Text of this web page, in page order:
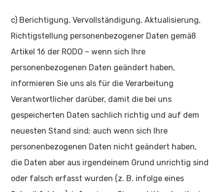
c) Berichtigung, Vervollständigung, Aktualisierung,
Richtigstellung personenbezogener Daten gemäß
Artikel 16 der RODO – wenn sich Ihre
personenbezogenen Daten geändert haben,
informieren Sie uns als für die Verarbeitung
Verantwortlicher darüber, damit die bei uns
gespeicherten Daten sachlich richtig und auf dem
neuesten Stand sind; auch wenn sich Ihre
personenbezogenen Daten nicht geändert haben,
die Daten aber aus irgendeinem Grund unrichtig sind
oder falsch erfasst wurden (z. B. infolge eines